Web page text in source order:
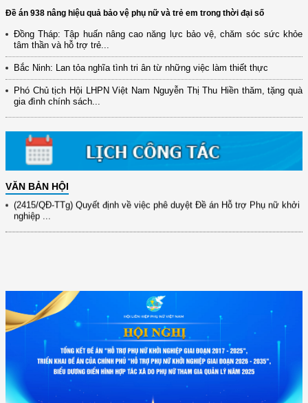
Đề án 938 nâng hiệu quả bảo vệ phụ nữ và trẻ em trong thời đại số
Đồng Tháp: Tập huấn nâng cao năng lực bảo vệ, chăm sóc sức khỏe
tâm thần và hỗ trợ trẻ...
Bắc Ninh: Lan tỏa nghĩa tình tri ân từ những việc làm thiết thực
Phó Chủ tịch Hội LHPN Việt Nam Nguyễn Thị Thu Hiền thăm, tặng quà
gia đình chính sách...
VĂN BẢN HỘI
(12/TB-HĐKH) V/v đăng ký, đề xuất nhiệm vụ Khoa học, công nghệ và
đổi mới ...
(898/KH/ĐCT) Kế hoạch thực hiện Quyết định số 2415/QĐ-TTg ngày
31/10/2025 ...
xây dựng ...
(891/KH-ĐCT) Kế hoạch thực hiện Nghị quyết số 72-NQ/TW ngày
9/9/2025 của Bộ ...
(2415/QĐ-TTg) Quyết định về việc phê duyệt Đề án Hỗ trợ Phụ nữ khởi
nghiệp ...